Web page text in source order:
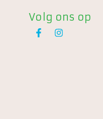
Volg ons op